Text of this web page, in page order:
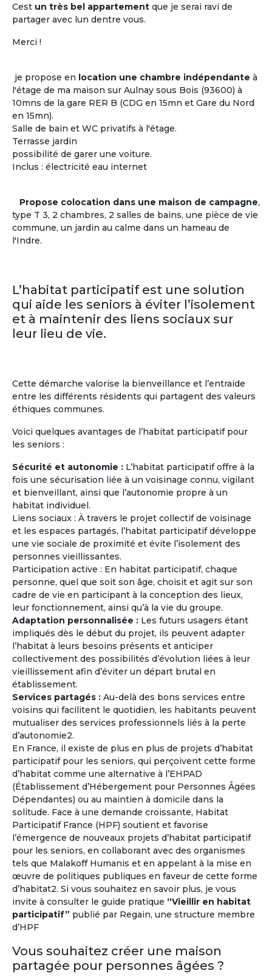
Cest un très bel appartement que je serai ravi de
partager avec lun dentre vous.
Merci !
je propose en location une chambre indépendante à
l'étage de ma maison sur Aulnay sous Bois (93600) à
10mns de la gare RER B (CDG en 15mn et Gare du Nord
en 15mn).
Salle de bain et WC privatifs à l'étage.
Terrasse jardin
possibilité de garer une voiture.
Inclus : électricité eau internet
Propose colocation dans une maison de campagne,
type T 3, 2 chambres, 2 salles de bains, une pièce de vie
commune, un jardin au calme dans un hameau de
l'Indre.
L’habitat participatif est une solution
qui aide les seniors à éviter l’isolement
et à maintenir des liens sociaux sur
leur lieu de vie.
Cette démarche valorise la bienveillance et l’entraide
entre les différents résidents qui partagent des valeurs
éthiques communes.
Voici quelques avantages de l’habitat participatif pour
les seniors :
Sécurité et autonomie : L’habitat participatif offre à la
fois une sécurisation liée à un voisinage connu, vigilant
et bienveillant, ainsi que l’autonomie propre à un
habitat individuel.
Liens sociaux : À travers le projet collectif de voisinage
et les espaces partagés, l’habitat participatif développe
une vie sociale de proximité et évite l’isolement des
personnes vieillissantes.
Participation active : En habitat participatif, chaque
personne, quel que soit son âge, choisit et agit sur son
cadre de vie en participant à la conception des lieux,
leur fonctionnement, ainsi qu’à la vie du groupe.
Adaptation personnalisée : Les futurs usagers étant
impliqués dès le début du projet, ils peuvent adapter
l’habitat à leurs besoins présents et anticiper
collectivement des possibilités d’évolution liées à leur
vieillissement afin d’éviter un départ brutal en
établissement.
Services partagés : Au-delà des bons services entre
voisins qui facilitent le quotidien, les habitants peuvent
mutualiser des services professionnels liés à la perte
d’autonomie2.
En France, il existe de plus en plus de projets d’habitat
participatif pour les seniors, qui perçoivent cette forme
d’habitat comme une alternative à l’EHPAD
(Établissement d’Hébergement pour Personnes Âgées
Dépendantes) ou au maintien à domicile dans la
solitude. Face à une demande croissante, Habitat
Participatif France (HPF) soutient et favorise
l’émergence de nouveaux projets d’habitat participatif
pour les seniors, en collaborant avec des organismes
tels que Malakoff Humanis et en appelant à la mise en
œuvre de politiques publiques en faveur de cette forme
d’habitat2. Si vous souhaitez en savoir plus, je vous
invite à consulter le guide pratique “Vieillir en habitat
participatif” publié par Regain, une structure membre
d’HPF
Vous souhaitez créer une maison
partagée pour personnes âgées ?
Vivre ensemble dans un
trouver« les bonnes personnes » avec qui
l'occuper...
Les clés d'un projet de colocation réussi
entre seniors : avoir certains centres
d'intérêts en commun !
Centres d'intérêts des + de 60 ans
Littérature
(55%)
Histoire
(53%)
Cinéma(40%)
sportives
(38%)
Théâtre
Cuisine
(26%)
Journées Portes Ouvertes et
Rencontres
Rencontrez des retraités ou des personnes
âgées de plus de 60 ans ayant le même
projet (exemple : partir vivre en Grèce à la
retraite à l'année ou pendant quelques mois)
et les mêmes attentes que les vôtres (type
d'habitat, budget mensuel, tendance
écologique, co-acheter ou co-louer, etc...).
En savoir
sur
la Maison Partagée
Vivez l'expérience à l'étranger !
Environ un million de retraités français vivent déjà à
l'étrangeret un senior sur trois souhaite prendre sa
retraite hors de la France.
À l'année ou pour quelques mois...